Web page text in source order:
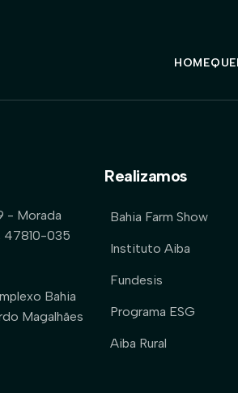
HOME
- Morada
47810-035
Bahia
Magalhães
Realizamos
Bahia Farm Show
Instituto Aiba
Fundesis
Programa ESG
Aiba Rural